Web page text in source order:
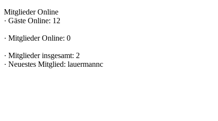
Mitglieder Online
· Gäste Online: 12
· Mitglieder Online: 0
· Mitglieder insgesamt: 2
· Neuestes Mitglied: lauermannc